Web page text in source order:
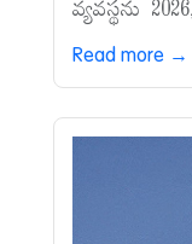
వ్యవస్థను
Read more →